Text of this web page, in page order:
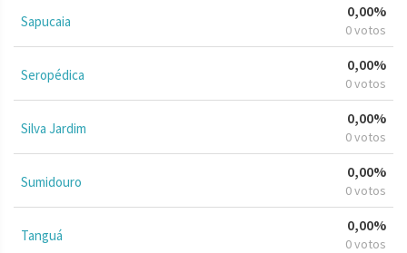
Sapucaia
0,00%
0 votos
Seropédica
0,00%
0 votos
Silva Jardim
0,00%
0 votos
Sumidouro
0,00%
0 votos
Tanguá
0,00%
0 votos